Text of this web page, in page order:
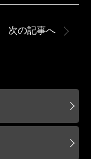
次の記事へ